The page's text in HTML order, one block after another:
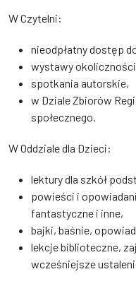
W Czytelni:
nieodpłatny dostęp
wystawy
spotkania autorskie,
w Dziale Zbiorów
społecznego.
W Oddziale dla Dzieci:
lektury dla szkół
powieści i
fantastyczne i inne,
bajki, baśnie,
lekcje biblioteczne,
wcześniejsze